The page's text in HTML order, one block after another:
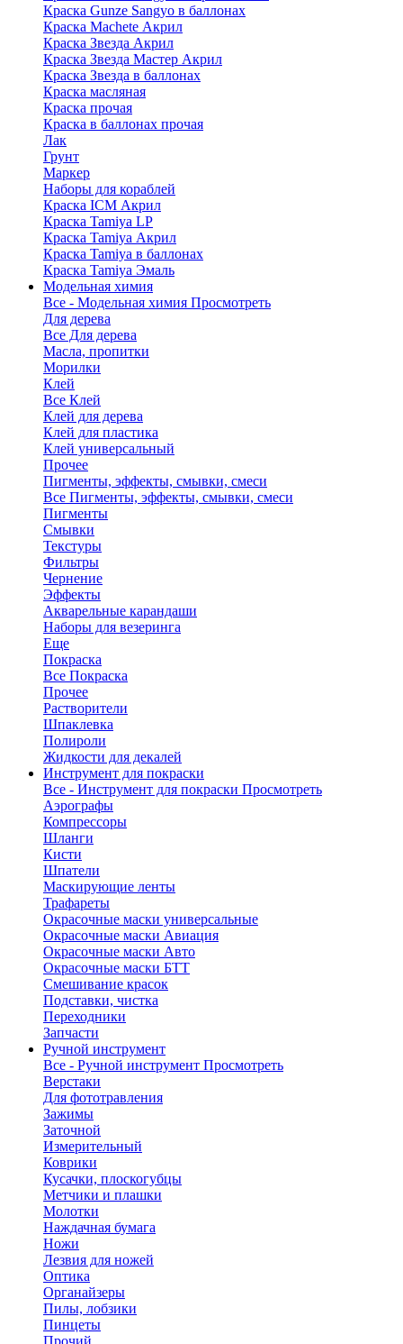
Краска Gunze Sangyo в баллонах
Краска Machete Акрил
Краска Звезда Акрил
Краска Звезда Мастер Акрил
Краска Звезда в баллонах
Краска масляная
Краска прочая
Краска в баллонах прочая
Лак
Грунт
Маркер
Наборы для кораблей
Краска ICM Акрил
Краска Tamiya LP
Краска Tamiya Акрил
Краска Tamiya в баллонах
Краска Tamiya Эмаль
Модельная химия
Все - Модельная химия Просмотреть
Для дерева
Все Для дерева
Масла, пропитки
Морилки
Клей
Все Клей
Клей для дерева
Клей для пластика
Клей универсальный
Прочее
Пигменты, эффекты, смывки, смеси
Все Пигменты, эффекты, смывки, смеси
Пигменты
Смывки
Текстуры
Фильтры
Чернение
Эффекты
Акварельные карандаши
Наборы для везеринга
Еще
Покраска
Все Покраска
Прочее
Растворители
Шпаклевка
Полироли
Жидкости для декалей
Инструмент для покраски
Все - Инструмент для покраски Просмотреть
Аэрографы
Компрессоры
Шланги
Кисти
Шпатели
Маскирующие ленты
Трафареты
Окрасочные маски универсальные
Окрасочные маски Авиация
Окрасочные маски Авто
Окрасочные маски БТТ
Смешивание красок
Подставки, чистка
Переходники
Запчасти
Ручной инструмент
Все - Ручной инструмент Просмотреть
Верстаки
Для фототравления
Зажимы
Заточной
Измерительный
Коврики
Кусачки, плоскогубцы
Метчики и плашки
Молотки
Наждачная бумага
Ножи
Лезвия для ножей
Оптика
Органайзеры
Пилы, лобзики
Пинцеты
Прочий